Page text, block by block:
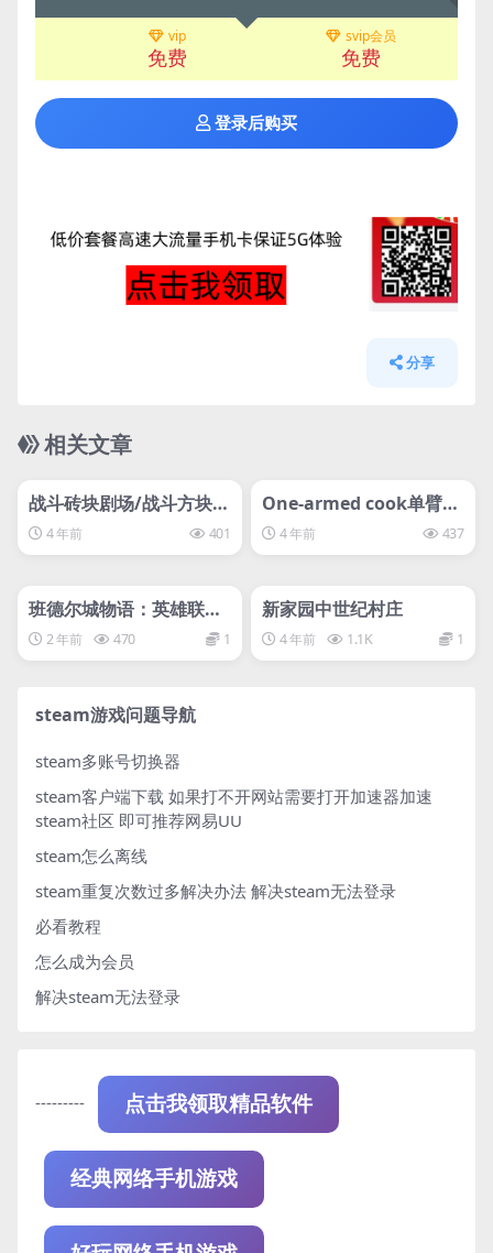
vip
免费
svip会员
免费
登录后购买
分享
相关文章
svip专属
战斗砖块剧场/战斗方块剧
场/BattleBlock Theater
4 年前 401
svip专属
One-armed cook单臂做
饭 4 年前 437
svip专属
班德尔城物语：英雄联盟
外传/Bandle Tale: A Lea
gue of Legends Storylx
2 年前 470 1
新家园中世纪村庄
4 年前 1.1K 1
steam游戏问题导航
steam多账号切换器
steam客户端下载 如果打不开网站需要打开加速器加速
steam社区 即可推荐网易UU
steam怎么离线
steam重复次数过多解决办法 解决steam无法登录
必看教程
怎么成为会员
解决steam无法登录
--------- 点击我领取精品软件
经典网络手机游戏